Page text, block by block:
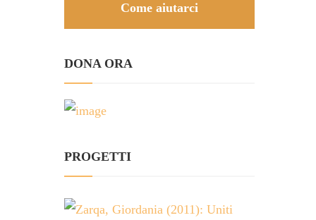
Come aiutarci
DONA ORA
PROGETTI